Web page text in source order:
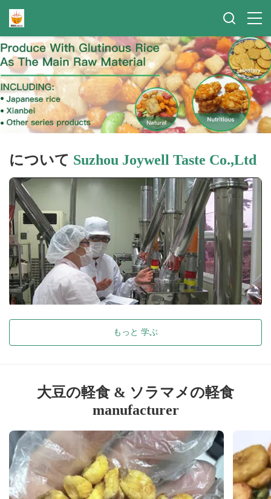
について Suzhou Joywell Taste Co.,Ltd
もっと 学ぶ
大豆の軽食 & ソラマメの軽食
manufacturer